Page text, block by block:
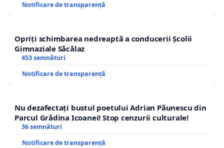
Notificare de transparență
Opriți schimbarea nedreaptă a conducerii Școlii
Gimnaziale Săcălaz
453 semnături
Notificare de transparență
Nu dezafectați bustul poetului Adrian Păunescu din
Parcul Grădina Icoanei! Stop cenzurii culturale!
36 semnături
Notificare de transparență